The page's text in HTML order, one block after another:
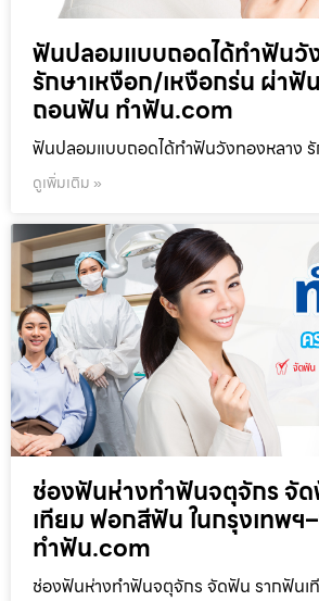
ฟันปลอมแบบถอดได้ทำฟันวั
รักษาเหงือก/เหงือกร่น ผ่า
ถอนฟัน ทำฟัน.com
ฟันปลอมแบบถอดได้ทำฟันวังทองหลาง รั
ดูเพิ่มเติม »
ช่องฟันห่างทำฟันจตุจักร จั
เทียม ฟอกสีฟัน ในกรุงเทพ
ทำฟัน.com
ช่องฟันห่างทำฟันจตุจักร จัดฟัน รากฟันเที